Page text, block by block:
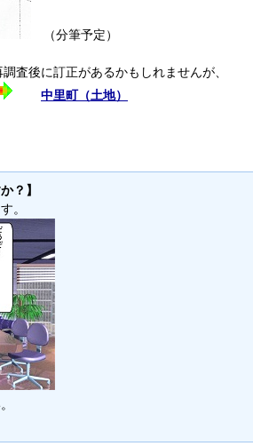
（分筆予定）
査後に訂正があるかもしれませんが、
中里町（土地）
？】
。